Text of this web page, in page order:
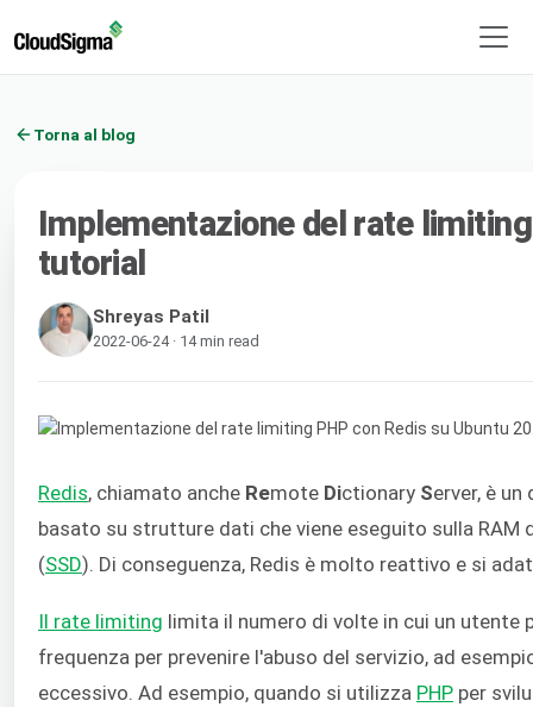
Torna al blog
Implementazione del rate
tutorial
Shreyas Patil
2022-06-24 · 14 min read
Redis, chiamato anche Remote Dictionary Server, è
basato su strutture dati che viene eseguito sulla RAM
(SSD). Di conseguenza, Redis è molto reattivo e si
Il rate limiting limita il numero di volte in cui un utente
frequenza per prevenire l'abuso del servizio, ad
eccessivo. Ad esempio, quando si utilizza PHP per